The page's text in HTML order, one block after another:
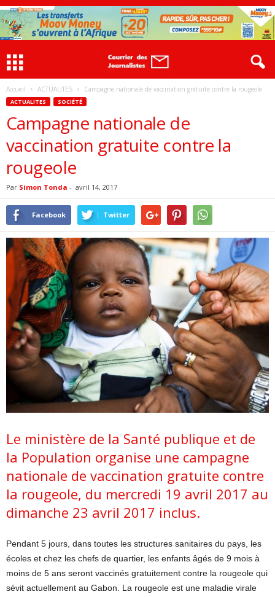
Accueil ACTUALITES Campagne nationale de vaccination gratuite contre la rougeole
ACTUALITES SOCIÉTÉ
Campagne nationale de
vaccination gratuite contre la
rougeole
Par Simon Tonda - avril 14, 2017
Facebook Twitter
Le ministère de la Santé publique et de
la Population organise une campagne
nationale de vaccination gratuite contre
la rougeole, du mercredi 19 avril 2017 au
dimanche 23 avril 2017 inclus.
Pendant 5 jours, dans toutes les structures sanitaires du pays, les
écoles et chez les chefs de quartier, les enfants âgés de 9 mois à
moins de 5 ans seront vaccinés gratuitement contre la rougeole qui
sévit actuellement au Gabon. La rougeole est une maladie virale